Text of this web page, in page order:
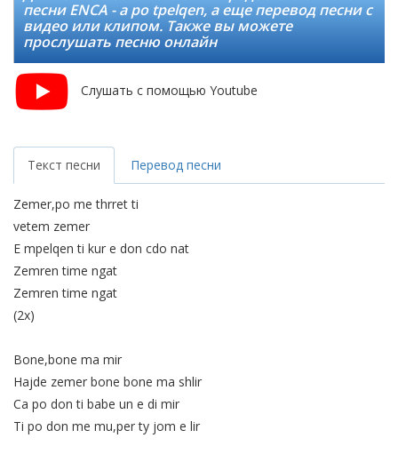
песни ENCA - a po tpelqen, а еще перевод песни с
видео или клипом. Также вы можете
прослушать песню онлайн
Слушать с помощью Youtube
Текст песни Перевод песни
Zemer,po me thrret ti
vetem zemer
E mpelqen ti kur e don cdo nat
Zemren time ngat
Zemren time ngat
(2x)
Bone,bone ma mir
Hajde zemer bone bone ma shlir
Ca po don ti babe un e di mir
Ti po don me mu,per ty jom e lir